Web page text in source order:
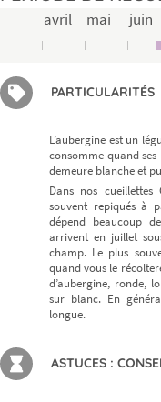
avril mai juin
PARTICULARITÉS
L’aubergine est un
consomme quand
demeure blanche et
Dans nos
souvent repiqués à
dépend beaucoup
arrivent en juillet
champ. Le plus
quand vous le
d’aubergine, ronde,
sur blanc. En
longue.
ASTUCES :